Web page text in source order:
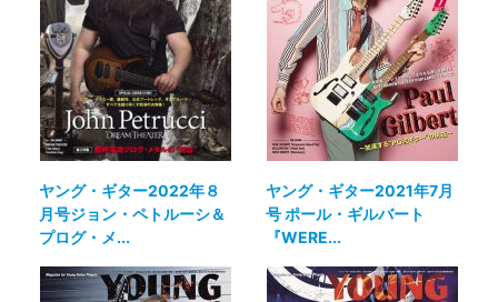
ヤング・ギター2022年８
月号ジョン・ペトルーシ＆
プログ・メ...
ヤング・ギター2021年7月
号 ポール・ギルバート
『WERE...